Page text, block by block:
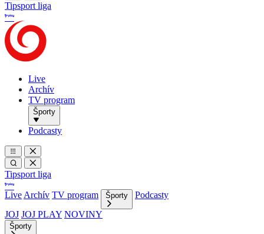
Tipsport liga
Live
Archív
TV program
Športy
Podcasty
Tipsport liga
Live Archív TV program Športy
Podcasty
JOJ JOJ PLAY NOVINY
Športy